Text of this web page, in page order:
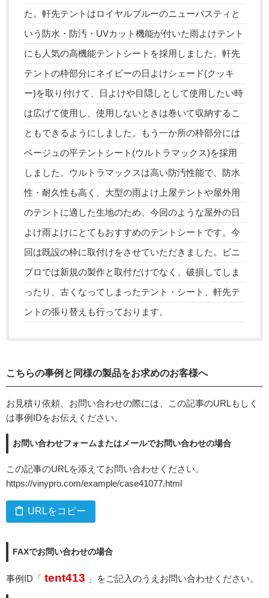
た。軒先テントはロイヤルブルーのニューパスティと
いう防水・防汚・UVカット機能が付いた雨よけテント
にも人気の高機能テントシートを採用しました。軒先
テントの枠部分にネイビーの日よけシェード(クッキ
ー)を取り付けて、日よけや目隠しとして使用したい時
は広げて使用し、使用しないときは巻いて収納するこ
ともできるようにしました。もう一か所の枠部分には
ベージュの平テントシート(ウルトラマックス)を採用
しました。ウルトラマックスは高い防汚性能で、防水
性・耐久性も高く、大型の雨よけ上屋テントや屋外用
のテントに適した生地のため、今回のような屋外の日
よけ雨よけにとてもおすすめのテントシートです。今
回は既設の枠に取付けをさせていただきました。ビニ
プロでは新規の製作と取付だけでなく、破損してしま
ったり、古くなってしまったテント・シート、軒先テ
ントの張り替えも行っております。
こちらの事例と同様の製品をお求めのお客様へ
お見積り依頼、お問い合わせの際には、この記事のURLもしく
は事例IDをお伝えください。
お問い合わせフォームまたはメールでお問い合わせの場合
この記事のURLを添えてお問い合わせください。
https://vinypro.com/example/case41077.html
URLをコピー
FAXでお問い合わせの場合
事例ID「 tent413 」をご記入のうえお問い合わせください。